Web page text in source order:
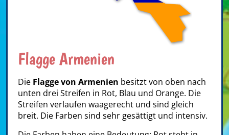
Flagge Armenien
Die Flagge von Armenien besitzt von oben nach
unten drei Streifen in Rot, Blau und Orange. Die
Streifen verlaufen waagerecht und sind gleich
breit. Die Farben sind sehr gesättigt und intensiv.